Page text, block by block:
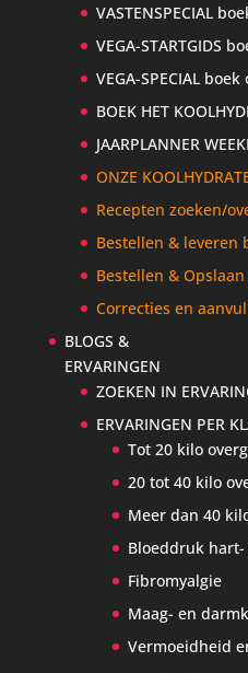
VASTENSPECIAL
VEGA-STARTGIDS
VEGA-SPECIAL boek
BOEK HET
JAARPLANNER
ONZE
Recepten zoeken/
Bestellen & leveren
Bestellen & Opslaan
Correcties en
BLOGS &
ERVARINGEN
ZOEKEN IN
ERVARINGEN PER
Tot 20 kilo
20 tot 40 kilo
Meer dan 40
Bloeddruk hart-
Fibromyalgie
Maag- en
Vermoeidheid